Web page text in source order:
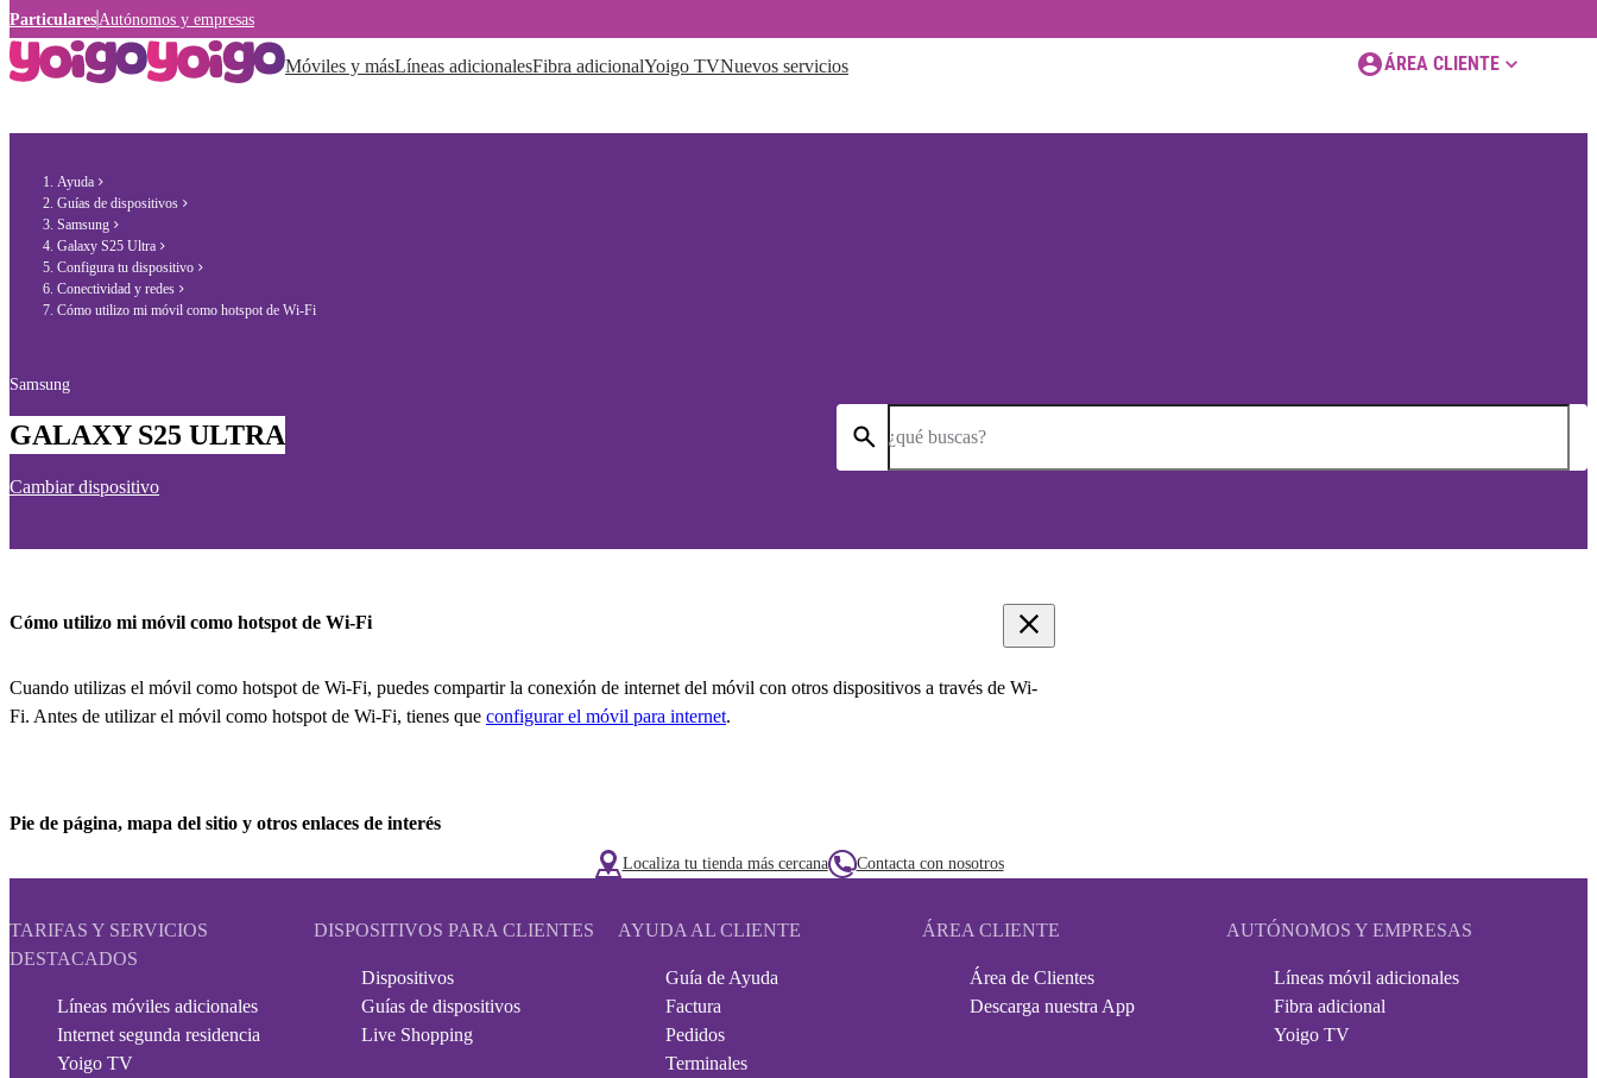
Particulares Autónomos y empresas
Móviles y másLíneas adicionalesFibra adicionalYoigo TVNuevos servicios ÁREA CLIENTE
Ayuda
Guías de dispositivos
Samsung
Galaxy S25 Ultra
Configura tu dispositivo
Conectividad y redes
Cómo utilizo mi móvil como hotspot de Wi-Fi
Samsung
GALAXY S25 ULTRA
Cambiar dispositivo
¿qué buscas?
Cómo utilizo mi móvil como hotspot de Wi-Fi
Cuando utilizas el móvil como hotspot de Wi-Fi, puedes compartir la conexión de internet del móvil con otros dispositivos a través de Wi-
Fi. Antes de utilizar el móvil como hotspot de Wi-Fi, tienes que configurar el móvil para internet.
Pie de página, mapa del sitio y otros enlaces de interés
Localiza tu tienda más cercana Contacta con nosotros
TARIFAS Y SERVICIOS
DESTACADOS
Líneas móviles adicionales
Internet segunda residencia
Yoigo TV
DISPOSITIVOS PARA CLIENTES
Dispositivos
Guías de dispositivos
Live Shopping
AYUDA AL CLIENTE
Guía de Ayuda
Factura
Pedidos
Terminales
ÁREA CLIENTE
Área de Clientes
Descarga nuestra App
AUTÓNOMOS Y EMPRESAS
Líneas móvil adicionales
Fibra adicional
Yoigo TV